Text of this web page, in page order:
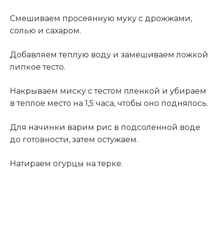
Смешиваем просеянную муку с дрожжами,
солью и сахаром.
Добавляем теплую воду и замешиваем ложкой
липкое тесто.
Накрываем миску с тестом пленкой и убираем
в теплое место на 1,5 часа, чтобы оно поднялось.
Для начинки варим рис в подсоленной воде
до готовности, затем остужаем.
Натираем огурцы на терке.